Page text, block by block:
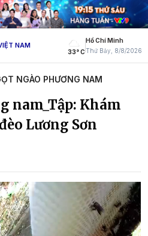
NAM
33° C
Hồ Chí Minh
Thứ Bảy, 8/8/2026
NGÀO PHƯƠNG NAM
nam_Tập: Khám
Lương Sơn